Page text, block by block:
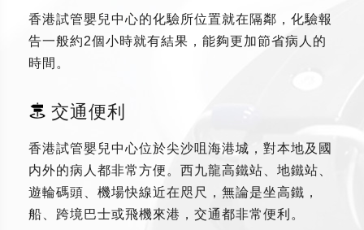
香港試管嬰兒中心的化驗所位置就在隔鄰，化驗報
告一般約2個小時就有結果，能夠更加節省病人的
時間。
交通便利
香港試管嬰兒中心位於尖沙咀海港城，對本地及國
内外的病人都非常方便。西九龍高鐵站、地鐵站、
遊輪碼頭、機場快線近在咫尺，無論是坐高鐵，
船、跨境巴士或飛機來港，交通都非常便利。